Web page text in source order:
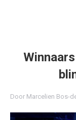
Door Marcelien Bos-